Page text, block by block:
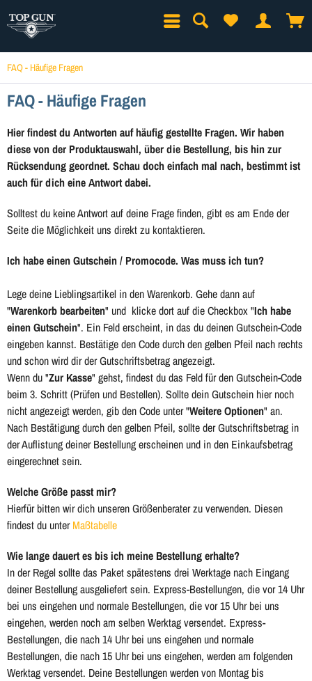
FAQ - Häufige Fragen
FAQ - Häufige Fragen
Hier findest du Antworten auf häufig gestellte Fragen. Wir haben
diese von der Produktauswahl, über die Bestellung, bis hin zur
Rücksendung geordnet. Schau doch einfach mal nach, bestimmt ist
auch für dich eine Antwort dabei.
Solltest du keine Antwort auf deine Frage finden, gibt es am Ende der
Seite die Möglichkeit uns direkt zu kontaktieren.
Ich habe einen Gutschein / Promocode. Was muss ich tun?
Lege deine Lieblingsartikel in den Warenkorb. Gehe dann auf
"Warenkorb bearbeiten" und klicke dort auf die Checkbox "Ich habe
einen Gutschein". Ein Feld erscheint, in das du deinen Gutschein-Code
eingeben kannst. Bestätige den Code durch den gelben Pfeil nach rechts
und schon wird dir der Gutschriftsbetrag angezeigt.
Wenn du "Zur Kasse" gehst, findest du das Feld für den Gutschein-Code
beim 3. Schritt (Prüfen und Bestellen). Sollte dein Gutschein hier noch
nicht angezeigt werden, gib den Code unter "Weitere Optionen" an.
Nach Bestätigung durch den gelben Pfeil, sollte der Gutschriftsbetrag in
der Auflistung deiner Bestellung erscheinen und in den Einkaufsbetrag
eingerechnet sein.
Welche Größe passt mir?
Hierfür bitten wir dich unseren Größenberater zu verwenden. Diesen
findest du unterMaßtabelle
Wie lange dauert es bis ich meine Bestellung erhalte?
In der Regel sollte das Paket spätestens drei Werktage nach Eingang
deiner Bestellung ausgeliefert sein. Express-Bestellungen, die vor 14 Uhr
bei uns eingehen und normale Bestellungen, die vor 15 Uhr bei uns
eingehen, werden noch am selben Werktag versendet. Express-
Bestellungen, die nach 14 Uhr bei uns eingehen und normale
Bestellungen, die nach 15 Uhr bei uns eingehen, werden am folgenden
Werktag versendet. Deine Bestellungen werden von Montag bis